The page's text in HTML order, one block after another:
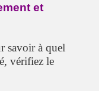
et
savoir à quel
vérifiez le